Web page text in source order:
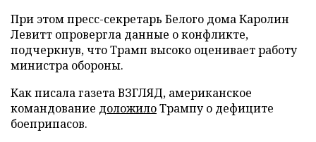
При этом пресс-секретарь Белого дома Каролин
Левитт опровергла данные о конфликте,
подчеркнув, что Трамп высоко оценивает работу
министра обороны.
Как писала газета ВЗГЛЯД, американское
командование доложилоТрампу о дефиците
боеприпасов.